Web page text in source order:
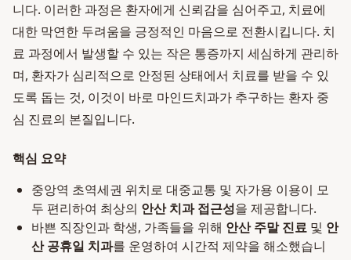
니다. 이러한 과정은 환자에게 신뢰감을 심어주고, 치료에
대한 막연한 두려움을 긍정적인 마음으로 전환시킵니다. 치
료 과정에서 발생할 수 있는 작은 통증까지 세심하게 관리하
며, 환자가 심리적으로 안정된 상태에서 치료를 받을 수 있
도록 돕는 것, 이것이 바로 마인드치과가 추구하는 환자 중
심 진료의 본질입니다.
핵심 요약
중앙역 초역세권 위치로 대중교통 및 자가용 이용이 모
두 편리하여 최상의 안산 치과 접근성을 제공합니다.
바쁜 직장인과 학생, 가족들을 위해 안산 주말 진료 및 안
산 공휴일 치과를 운영하여 시간적 제약을 해소했습니